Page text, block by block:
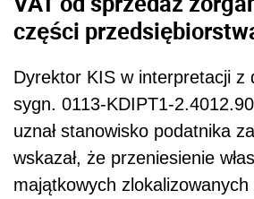
części
Dyrektor KIS w interpretacji z
sygn. 0113-KDIPT1-
uznał stanowisko podatnika
wskazał, że przeniesienie
majątkowych zlokalizowanych